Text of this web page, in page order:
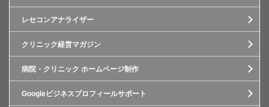
レセコンアナライザー
クリニック経営マガジン
病院・クリニック ホームページ制作
Googleビジネスプロフィールサポート